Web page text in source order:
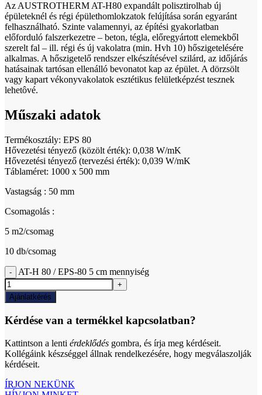
Az AUSTROTHERM AT-H80 expandált polisztirolhab új
épületeknél és régi épülethomlokzatok felújítása során egyaránt
felhasználható. Szinte valamennyi, az építési gyakorlatban
előforduló falszerkezetre – beton, tégla, előregyártott elemekből
szerelt fal – ill. régi és új vakolatra (min. Hvh 10) hőszigetelésére
alkalmas. A hőszigetelő rendszer elkészítésével szilárd, az időjárás
hatásainak tartósan ellenálló bevonatot kap az épület. A dörzsölt
vagy kapart vékonyvakolatok esztétikus felületképzést tesznek
lehetôvé.
Műszaki adatok
Termékosztály: EPS 80
Hővezetési tényező (közölt érték): 0,038 W/mK
Hővezetési tényező (tervezési érték): 0,039 W/mK
Táblaméret: 1000 x 500 mm
Vastagság : 50 mm
Csomagolás :
5 m2/csomag
10 db/csomag
AT-H 80 / EPS-80 5 cm mennyiség
Ajánlatkérés
Kérdése van a termékkel kapcsolatban?
Kattintson a lenti érdeklődés gombra, és írja meg kérdéseit.
Kollégáink készséggel állnak rendelkezésére, hogy megválaszolják
kérdéseit.
ÍRJON NEKÜNK